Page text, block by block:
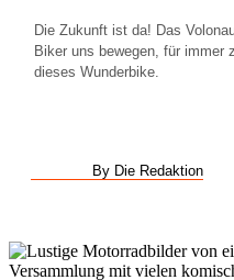
Die Zukunft ist da! Das
Biker uns bewegen, für immer
dieses Wunderbike.
By Die Redaktion